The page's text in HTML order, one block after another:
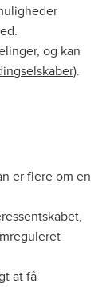
og kan
).
er flere om en
at få